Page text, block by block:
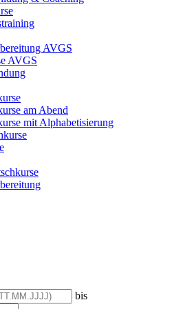
AVGS
AVGS
am Abend
mit Alphabetisierung
bis